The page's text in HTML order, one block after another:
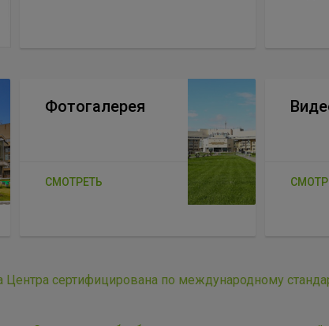
Фотогалерея
СМОТРЕТЬ
сертифицирована по международному